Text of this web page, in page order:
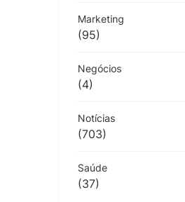
Marketing
(95)
Negócios
(4)
Notícias
(703)
Saúde
(37)